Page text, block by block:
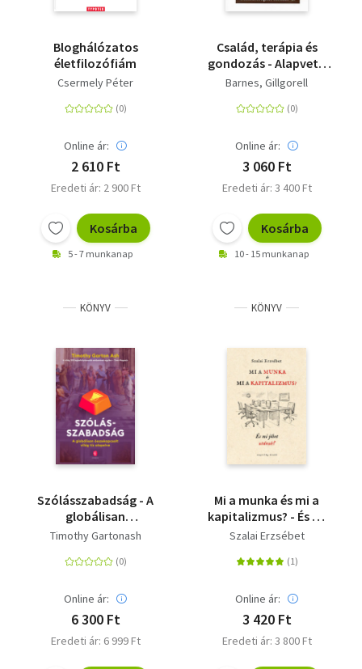
Bloghálózatos
életfilozófiám
Csermely Péter
Online ár:
2 610 Ft
Eredeti ár: 2 900 Ft
Kosárba
5 - 7 munkanap
Család, terápia és
gondozás - Alapvető
ismeretek a
családterápiáról
Barnes, Gillgorell
Online ár:
3 060 Ft
Eredeti ár: 3 400 Ft
Kosárba
10 - 15 munkanap
KÖNYV
Szólásszabadság - A
globálisan
összekapcsolt világ tíz
Timothy Gartonash
Online ár:
6 300 Ft
Eredeti ár: 6 999 Ft
KÖNYV
Mi a munka és mi a
kapitalizmus? - És mi
jöhet utánuk?
Szalai Erzsébet
Online ár:
3 420 Ft
Eredeti ár: 3 800 Ft